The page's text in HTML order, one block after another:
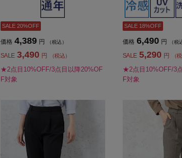
SALE 20%OFF
価格 4,389 円 （税込）
SALE 3,490 円 （税込）
★2点目10%OFF/3点目以降20%OF
F対象
SALE 18%OFF
価格 6,490 円 （税
SALE 5,290 円 （
★2点目10%OFF/3
F対象